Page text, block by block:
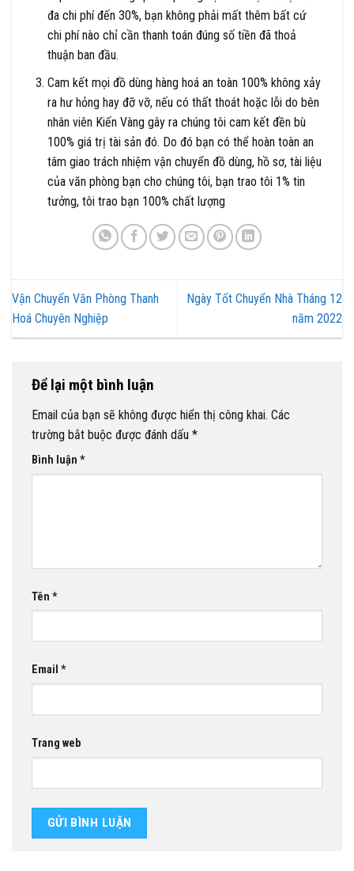
đa chi phí đến 30%, bạn không phải mất thêm bất cứ
chi phí nào chỉ cần thanh toán đúng số tiền đã thoả
thuận ban đầu.
Cam kết mọi đồ dùng hàng hoá an toàn 100% không xảy
ra hư hỏng hay đỡ vỡ, nếu có thất thoát hoặc lỗi do bên
nhân viên Kiến Vàng gây ra chúng tôi cam kết đền bù
100% giá trị tài sản đó. Do đó bạn có thể hoàn toàn an
tâm giao trách nhiệm vận chuyển đồ dùng, hồ sơ, tài liệu
của văn phòng bạn cho chúng tôi, bạn trao tôi 1% tin
tưởng, tôi trao bạn 100% chất lượng
Vận Chuyển Văn Phòng Thanh
Hoá Chuyên Nghiệp
Ngày Tốt Chuyển Nhà Tháng 12
năm 2022
Để lại một bình luận
Email của bạn sẽ không được hiển thị công khai. Các
trường bắt buộc được đánh dấu *
Bình luận *
Tên *
Email *
Trang web